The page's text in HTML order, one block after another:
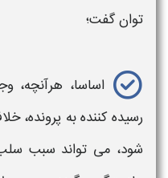
توان گفت؛
اساسا، هرآنچه،
رسیده کننده به
شود، می تواند سبب